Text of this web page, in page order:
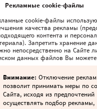
Рекламные cookie-файлы
cookie-файлы
качества рекламы
контента и
Запретить хранение
непосредственно на Сайте
данных файлов Вы
Внимание: Отключение
позволит принимать меры по
Сайта, исходя из
осуществлять подбор